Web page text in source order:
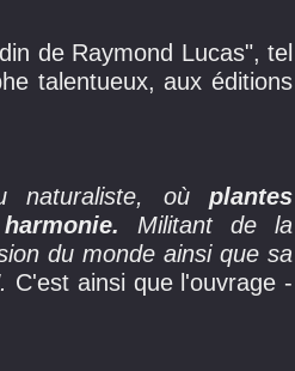
de Raymond Lucas", tel
talentueux, aux éditions
naturaliste, oùplantes
Militant de la
du monde ainsi que sa
C'est ainsi que l'ouvrage -